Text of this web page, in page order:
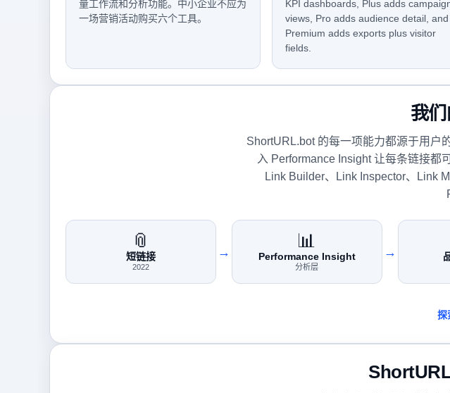
量工作流和分析功能。中小企业不应为
一场营销活动购买六个工具。
KPI dashboards, Plus adds
views, Pro adds audience detail, and
Premium adds exports plus visitor
fields.
我
ShortURL.bot 的每一项能力都源于用户
入 Performance Insight 让每条链接都
Link Builder、Link Inspector、Link
📎
短链接
2022
→
📊
Performance Insight
分析层
→
探